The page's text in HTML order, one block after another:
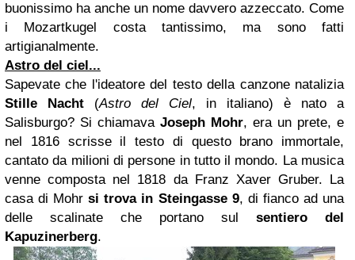
buonissimo ha anche un nome davvero azzeccato. Come
i Mozartkugel costa tantissimo, ma sono fatti
artigianalmente.
Astro del ciel...
Sapevate che l'ideatore del testo della canzone natalizia
Stille Nacht (Astro del Ciel, in italiano) è nato a
Salisburgo? Si chiamava Joseph Mohr, era un prete, e
nel 1816 scrisse il testo di questo brano immortale,
cantato da milioni di persone in tutto il mondo. La musica
venne composta nel 1818 da Franz Xaver Gruber. La
casa di Mohrsi trova in Steingasse 9, di fianco ad una
delle scalinate che portano sul sentiero del
Kapuzinerberg.